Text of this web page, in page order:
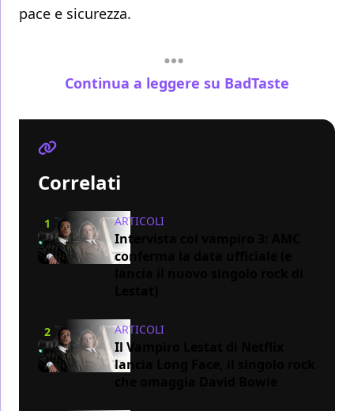
pace e sicurezza.
Continua a leggere su BadTaste
Correlati
1 ARTICOLI
Intervista col vampiro 3: AMC
conferma la data ufficiale (e
2 ARTICOLI
Il Vampiro Lestat di Netflix
lancia Long Face, il singolo rock